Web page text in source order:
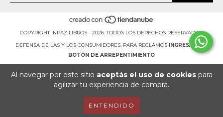
Al navegar por este sitio aceptás el uso de cookiespara
agilizar tu experiencia de compra.
ENTENDIDO
COPYRIGHT INPAZ LIBROS - 2026. TODOS LOS DERECHOS RESERVADOS.
DEFENSA DE LAS Y LOS CONSUMIDORES. PARA RECLAMOS
INGRESÁ ACÁ.
BOTÓN DE ARREPENTIMIENTO